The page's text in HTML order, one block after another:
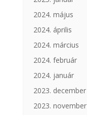
2024. május
2024. április
2024. március
2024. február
2024. január
2023. december
2023. november